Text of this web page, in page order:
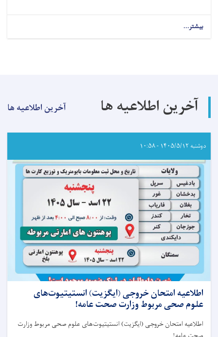
بیشتر...
رسنیزه
آخرین اطلاعیه ها آخرین اطلاعیه ها
دوشنبه ۱۴۰۵/۵/۱۲ - ۱۰:۵۸
اطلاعیه امتحان خروجی (ایگزیت) انستیتیوت‌های
علوم صحی مربوط وزارت صحت عامه!
اطلاعیه امتحان خروجی (ایگزیت) انستیتیوت‌های علوم صحی مربوط وزارت